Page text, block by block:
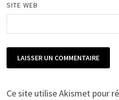
SITE WEB
Ce site utilise Akismet pour